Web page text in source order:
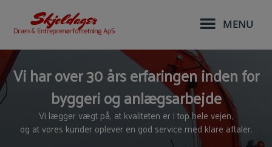
indholdet
MENU
Vi har over 30 års erfaringen inden for
byggeri og anlægsarbejde
Vi lægger vægt på, at kvaliteten er i top hele vejen,
og at vores kunder oplever en god service med klare aftaler.